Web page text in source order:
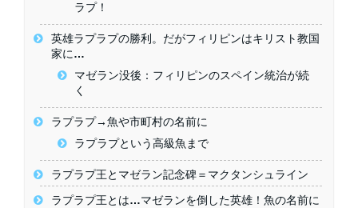
ラプ！
英雄ラプラプの勝利。だがフィリピンはキリスト教国
家に…
マゼラン没後：フィリピンのスペイン統治が続
く
ラプラプ→魚や市町村の名前に
ラプラプという高級魚まで
ラプラプ王とマゼラン記念碑＝マクタンシュライン
ラプラプ王とは…マゼランを倒した英雄！魚の名前に